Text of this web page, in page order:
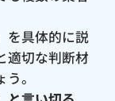
を具体的に説
適切な判断材
。